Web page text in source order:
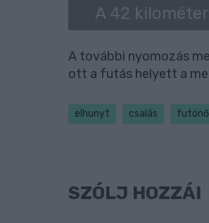
A 42
A további nyomozás
ott a futás helyett a
elhunyt csalás futónő
SZÓLJ HOZZÁ!